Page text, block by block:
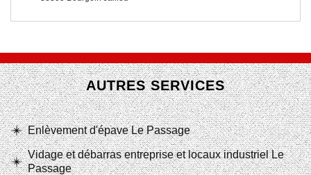
AUTRES SERVICES
Enlèvement d'épave Le Passage
Vidage et débarras entreprise et locaux industriel Le
Passage